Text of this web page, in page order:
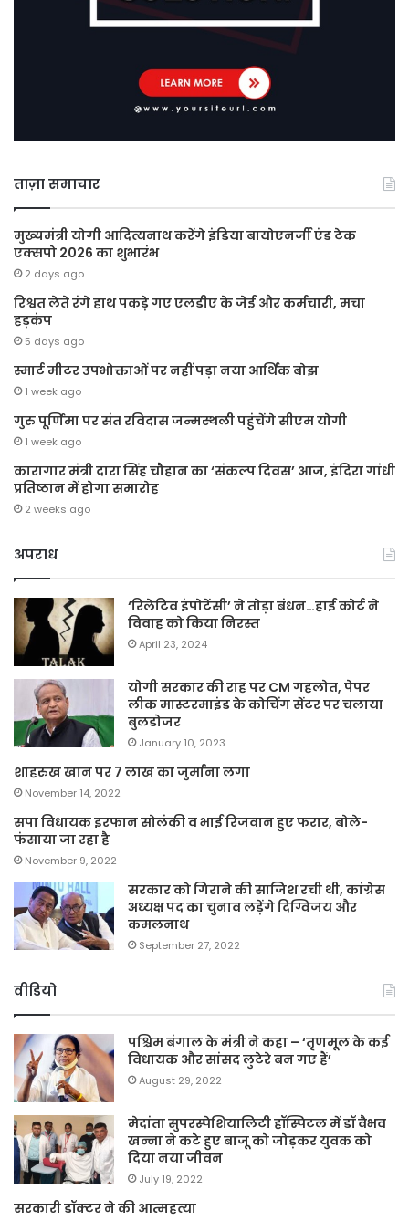
ताज़ा समाचार
मुख्यमंत्री योगी आदित्यनाथ करेंगे इंडिया बायोएनर्जी एंड टेक
एक्सपो 2026 का शुभारंभ
2 days ago
रिश्वत लेते रंगे हाथ पकड़े गए एलडीए के जेई और कर्मचारी, मचा
हड़कंप
5 days ago
स्मार्ट मीटर उपभोक्ताओं पर नहीं पड़ा नया आर्थिक बोझ
1 week ago
गुरु पूर्णिमा पर संत रविदास जन्मस्थली पहुंचेंगे सीएम योगी
1 week ago
कारागार मंत्री दारा सिंह चौहान का ‘संकल्प दिवस’ आज, इंदिरा गांधी
प्रतिष्ठान में होगा समारोह
2 weeks ago
अपराध
‘रिलेटिव इंपोटेंसी’ ने तोड़ा बंधन…हाई कोर्ट ने
विवाह को किया निरस्त
April 23, 2024
योगी सरकार की राह पर CM गहलोत, पेपर
लीक मास्टरमाइंड के कोचिंग सेंटर पर चलाया
बुलडोजर
January 10, 2023
शाहरुख खान पर 7 लाख का जुर्माना लगा
November 14, 2022
सपा विधायक इरफान सोलंकी व भाई रिजवान हुए फरार, बोले-
फंसाया जा रहा है
November 9, 2022
सरकार को गिराने की साजिश रची थी, कांग्रेस
अध्यक्ष पद का चुनाव लड़ेंगे दिग्विजय और
कमलनाथ
September 27, 2022
वीडियो
पश्चिम बंगाल के मंत्री ने कहा – ‘तृणमूल के कई
विधायक और सांसद लुटेरे बन गए हैं’
August 29, 2022
मेदांता सुपरस्पेशियालिटी हॉस्पिटल में डॉ वैभव
खन्ना ने कटे हुए बाजू को जोड़कर युवक को
दिया नया जीवन
July 19, 2022
सरकारी डॉक्टर ने की आत्महत्या